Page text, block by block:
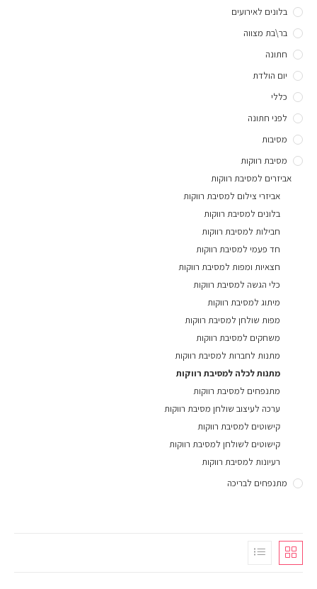
בלונים לאירועים
בר\בת מצווה
חתונה
יום הולדת
כללי
לפני חתונה
מסיבות
מסיבת רווקות
אביזרים למסיבת רווקות
אביזרי צילום למסיבת רווקות
בלונים למסיבת רווקות
חבילות למסיבת רווקות
חד פעמי למסיבת רווקות
חצאיות ומפות למסיבת רווקות
כלי הגשה למסיבת רווקות
מיתוג למסיבת רווקות
מפות שולחן למסיבת רווקות
משחקים למסיבת רווקות
מתנות לחברות למסיבת רווקות
מתנות לכלה למסיבת רווקות
מתנפחים למסיבת רווקות
ערכה לעיצוב שולחן מסיבת רווקות
קישוטים למסיבת רווקות
קישוטים לשולחן למסיבת רווקות
רעיונות למסיבת רווקות
מתנפחים לבריכה